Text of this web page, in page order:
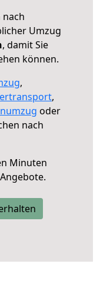
nach
Umzug
, damit Sie
können.
,
,
oder
nach
Minuten